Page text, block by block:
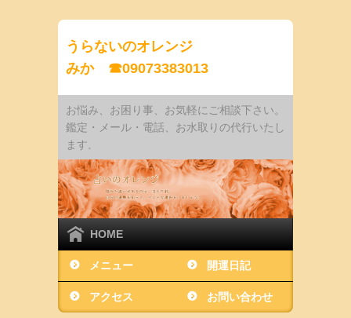
うらないのオレンジ
みか ☎09073383013
お悩み、お困り事、お気軽にご相談下さい。
鑑定・メール・電話、お水取りの代行いたし
ます
HOME
メニュー 開運日記
アクセス お問い合わせ